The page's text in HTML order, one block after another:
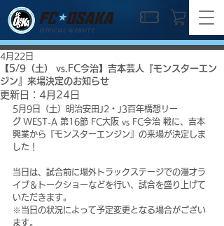
OFFICIAL WEBSITE
【5/9（土） vs.FC今治】吉本芸人『モンスターエン
ジン』来場決定のお知らせ
4月22日
更新日： 4月24日
5月9日（土）明治安田J2・J3百年構想リー
グ WEST-A 第16節 FC大阪 vs FC今治 戦に、吉本
興業から『モンスターエンジン』の来場が決定しま
した！
当日は、試合前に場外トラックステージでの漫才ラ
イブ＆トークショーなどを行い、試合を盛り上げて
いただきます。
※当日の状況によって予定変更となる場合がござい
ます。